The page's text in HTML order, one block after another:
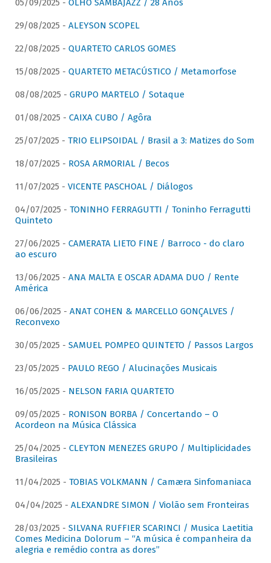
05/09/2025 - OLHO SAMBAJAZZ / 28 Anos
29/08/2025 - ALEYSON SCOPEL
22/08/2025 - QUARTETO CARLOS GOMES
15/08/2025 - QUARTETO METACÚSTICO / Metamorfose
08/08/2025 - GRUPO MARTELO / Sotaque
01/08/2025 - CAIXA CUBO / Agôra
25/07/2025 - TRIO ELIPSOIDAL / Brasil a 3: Matizes do Som
18/07/2025 - ROSA ARMORIAL / Becos
11/07/2025 - VICENTE PASCHOAL / Diálogos
04/07/2025 - TONINHO FERRAGUTTI / Toninho Ferragutti
Quinteto
27/06/2025 - CAMERATA LIETO FINE / Barroco - do claro
ao escuro
13/06/2025 - ANA MALTA E OSCAR ADAMA DUO / Rente
América
06/06/2025 - ANAT COHEN & MARCELLO GONÇALVES /
Reconvexo
30/05/2025 - SAMUEL POMPEO QUINTETO / Passos Largos
23/05/2025 - PAULO REGO / Alucinações Musicais
16/05/2025 - NELSON FARIA QUARTETO
09/05/2025 - RONISON BORBA / Concertando – O
Acordeon na Música Clássica
25/04/2025 - CLEYTON MENEZES GRUPO / Multiplicidades
Brasileiras
11/04/2025 - TOBIAS VOLKMANN / Camæra Sinfomaniaca
04/04/2025 - ALEXANDRE SIMON / Violão sem Fronteiras
28/03/2025 - SILVANA RUFFIER SCARINCI / Musica Laetitia
Comes Medicina Dolorum – “A música é companheira da
alegria e remédio contra as dores”